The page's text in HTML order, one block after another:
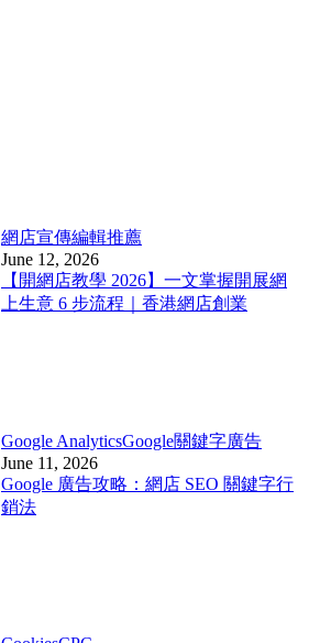
網店宣傳編輯推薦
June 12, 2026
【開網店教學 2026】一文掌握開展網
上生意 6 步流程｜香港網店創業
Google AnalyticsGoogle關鍵字廣告
June 11, 2026
Google 廣告攻略：網店 SEO 關鍵字行
銷法